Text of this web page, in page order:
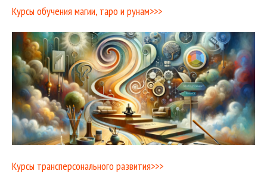
Курсы обучения магии, таро и рунам>>>
Курсы трансперсонального развития>>>